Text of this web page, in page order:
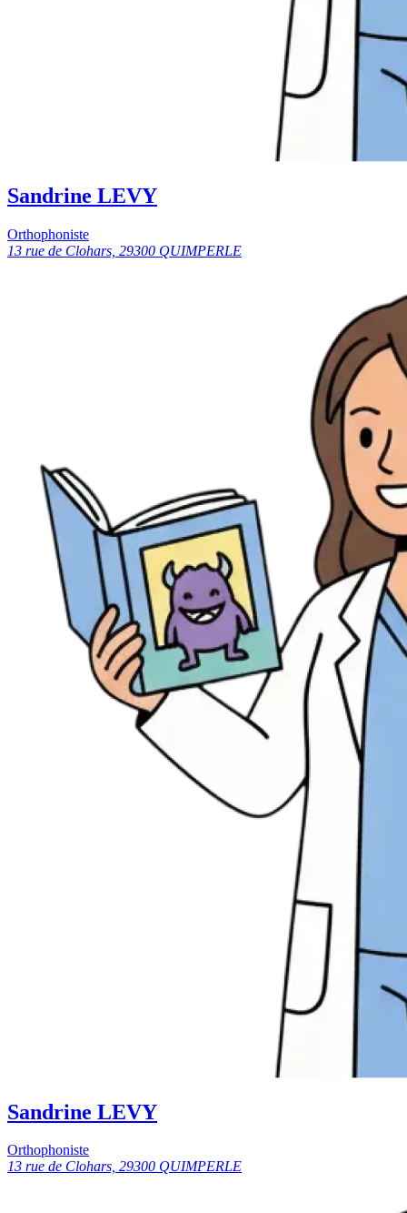
Sandrine LEVY
Orthophoniste
13 rue de Clohars, 29300 QUIMPERLE
Sandrine LEVY
Orthophoniste
13 rue de Clohars, 29300 QUIMPERLE